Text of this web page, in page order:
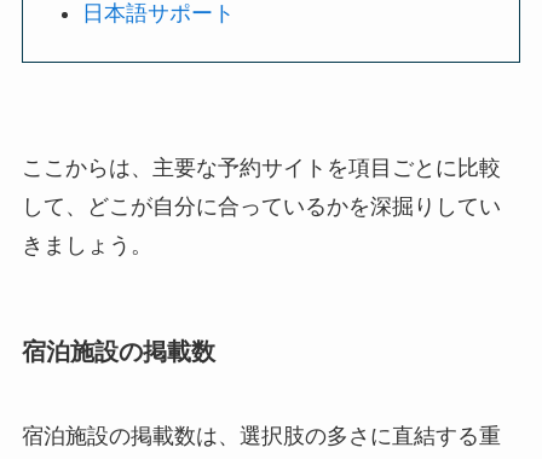
日本語サポート
ここからは、主要な予約サイトを項目ごとに比較
して、どこが自分に合っているかを深掘りしてい
きましょう。
宿泊施設の掲載数
宿泊施設の掲載数は、選択肢の多さに直結する重